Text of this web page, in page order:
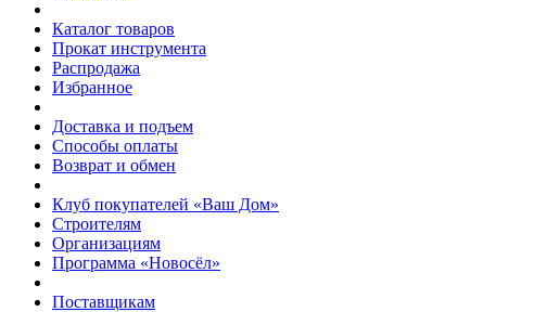
Каталог товаров
Прокат инструмента
Распродажа
Избранное
Доставка и подъем
Способы оплаты
Возврат и обмен
Клуб покупателей «Ваш Дом»
Строителям
Организациям
Программа «Новосёл»
Поставщикам